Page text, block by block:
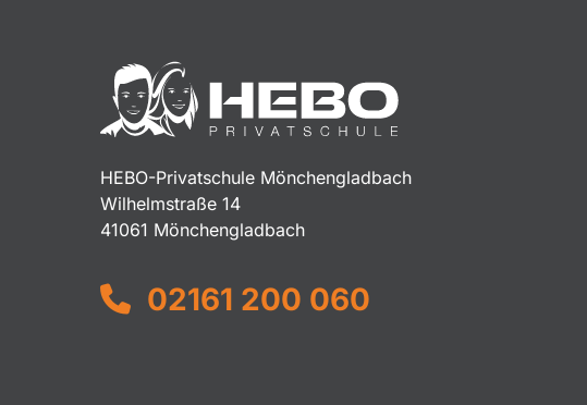
HEBO-Privatschule Mönchengladbach
Wilhelmstraße 14
41061 Mönchengladbach
02161 200 060